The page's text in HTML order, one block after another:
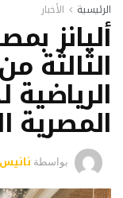
الرئيسية الأخبار
أليانز
الثالثة
المصرية
بواسطة